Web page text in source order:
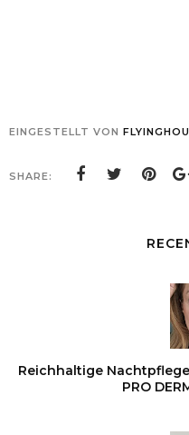
EINGESTELLT VON
SHARE:
Reichhaltige
PRO